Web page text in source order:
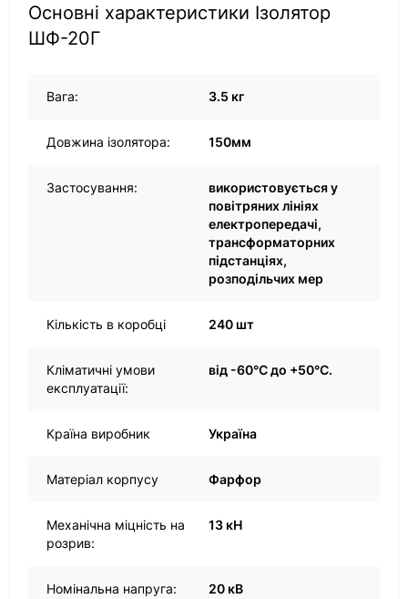
Основні характеристики Ізолятор
ШФ-20Г
Вага: 3.5 кг
Довжина ізолятора: 150мм
Застосування:
використовується у
повітряних лініях
електропередачі,
трансформаторних
підстанціях,
розподільчих мер
Кількість в коробці 240 шт
Кліматичні умови
експлуатації:
від -60°C до +50°C.
Країна виробник Україна
Матеріал корпусу Фарфор
Механічна міцність на
розрив:
13 кН
Номінальна напруга: 20 кВ